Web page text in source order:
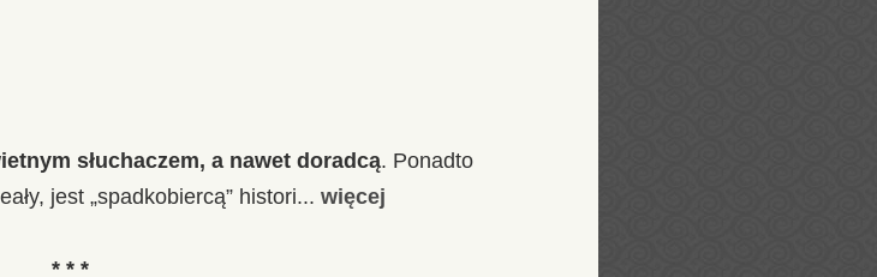
słuchaczem, a nawet doradcą. Ponadto
jest „spadkobiercą” histori... więcej
* * *